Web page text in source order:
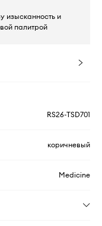
изысканность и
палитрой
RS26-TSD701
коричневый
Medicine